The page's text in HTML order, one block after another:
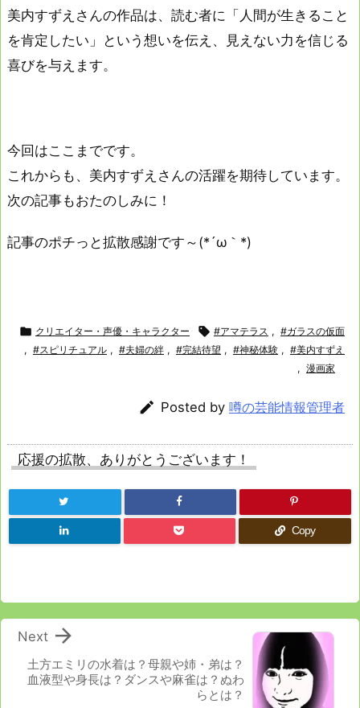
美内すずえさんの作品は、読む者に「人間が生きること
を肯定したい」という想いを伝え、見えない力を信じる
喜びを与えます。
今回はここまでです。
これからも、美内すずえさんの活躍を期待しています。
次の記事もおたのしみに！
記事のポチっと拡散感謝です～(*´ω｀*)
 クリエイター・声優・キャラクター  #アマテラス , #ガラスの仮面
, #スピリチュアル , #夫婦の絆 , #完結待望 , #神秘体験 , #美内すずえ
, 漫画家
 Posted by 噂の芸能情報管理者
応援の拡散、ありがとうございます！
Copy
土方エミリの水着は？母親や姉・弟は？
血液型や身長は？ダンスや麻雀は？ぬわ
らとは？

Next